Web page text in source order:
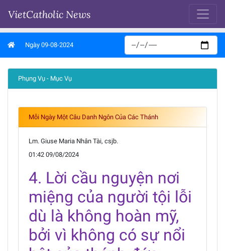
VietCatholic News
Ngày 09-08-2024
Phụng Vụ - Mục Vụ
Mỗi Ngày Một Câu Danh Ngôn Của Các Thánh
Lm. Giuse Maria Nhân Tài, csjb.
01:42 09/08/2024
4. Lời cầu nguyện nơi
miệng của người tội lỗi
dù là không hoàn mỹ,
bởi vì không có sự nổi